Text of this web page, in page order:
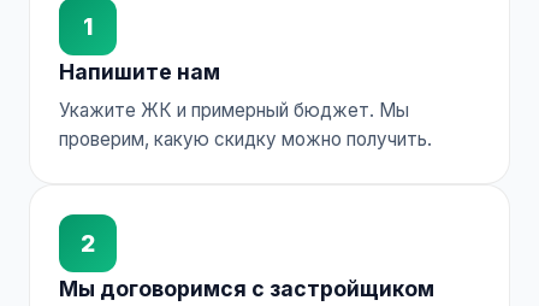
1
Напишите нам
Укажите ЖК и примерный бюджет. Мы
проверим, какую скидку можно получить.
2
Мы договоримся с застройщиком